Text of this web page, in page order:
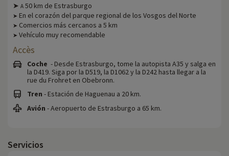
➤ A 50 km de Estrasburgo
➤ En el corazón del parque regional de los Vosgos del Norte
➤ Comercios más cercanos a 5 km
➤ Vehículo muy recomendable
Accès
Coche - Desde Estrasburgo, tome la autopista A35 y salga en
la D419. Siga por la D519, la D1062 y la D242 hasta llegar a la
rue du Frohret en Obebronn.
Tren - Estación de Haguenau a 20 km.
Avión - Aeropuerto de Estrasburgo a 65 km.
Servicios